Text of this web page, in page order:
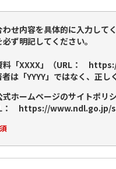
わせ内容を具体的に入力して
ず明記してください。
料「XXXX」（URL：
者は「YYYY」ではなく、正し
式ホームページのサイトポリ
： https://www.ndl.go.jp/